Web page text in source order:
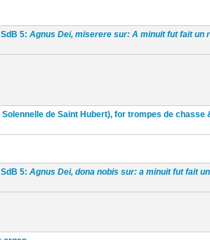
5: Agnus Dei, miserere sur: A minuit fut fait un
de Saint Hubert), for trompes de chasse
5: Agnus Dei, dona nobis sur: a minuit fut fait un